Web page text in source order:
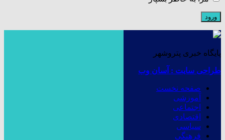
پایگاه خبری پتروشهر
طراحی سایت : آسان وب
صفحه نخست
آموزشی
اجتماعی
اقتصادی
سیاسی
فرهنگی